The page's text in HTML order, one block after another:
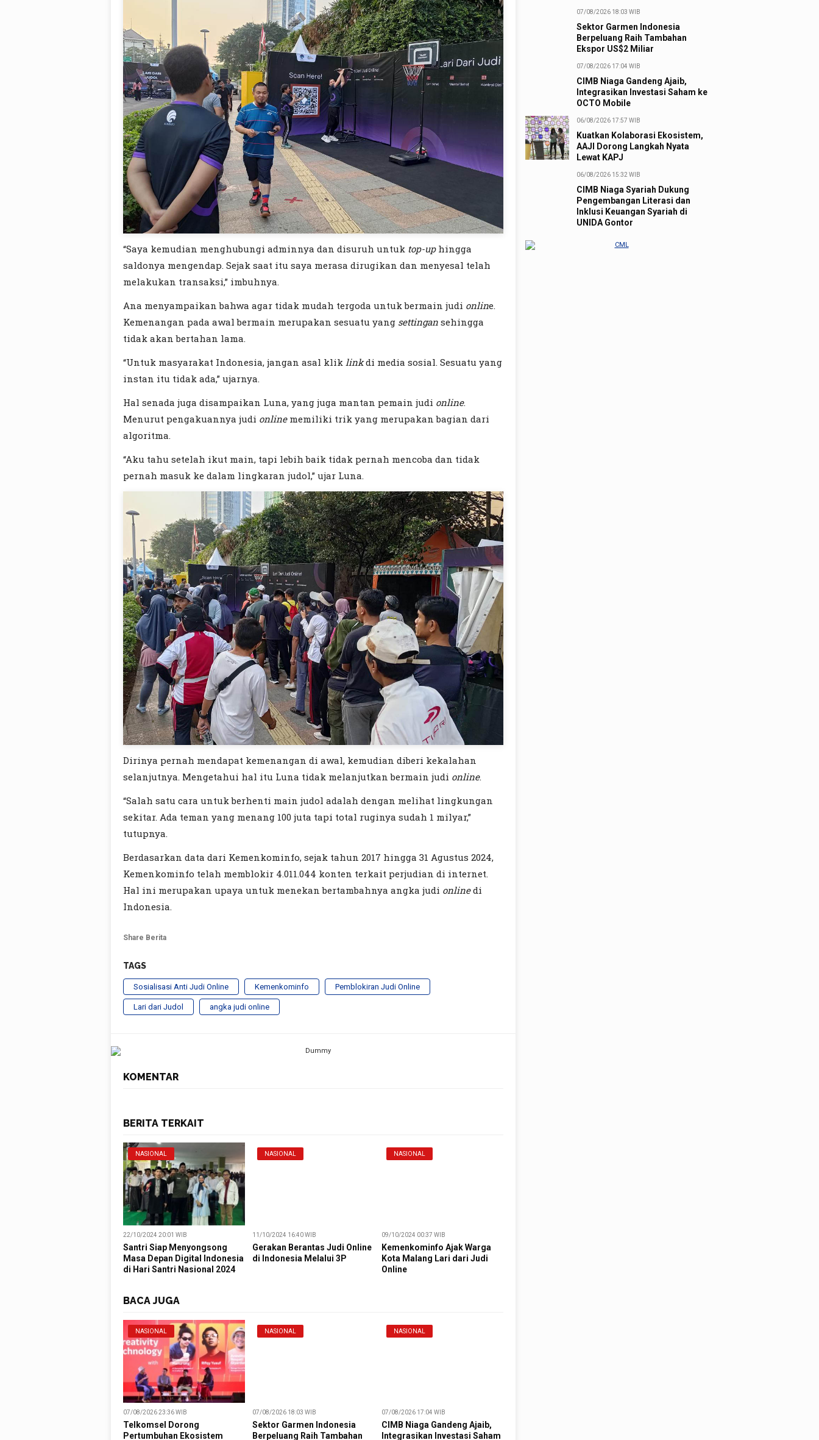
“Saya kemudian menghubungi adminnya dan disuruh untuk top-up hingga
saldonya mengendap. Sejak saat itu saya merasa dirugikan dan menyesal telah
melakukan transaksi,” imbuhnya.
Ana menyampaikan bahwa agar tidak mudah tergoda untuk bermain judi online.
Kemenangan pada awal bermain merupakan sesuatu yang settingan sehingga
tidak akan bertahan lama.
“Untuk masyarakat Indonesia, jangan asal klik linkdi media sosial. Sesuatu yang
instan itu tidak ada,” ujarnya.
Hal senada juga disampaikan Luna, yang juga mantan pemain judi online.
Menurut pengakuannya judi online memiliki trik yang merupakan bagian dari
algoritma.
“Aku tahu setelah ikut main, tapi lebih baik tidak pernah mencoba dan tidak
pernah masuk ke dalam lingkaran judol,” ujar Luna.
Dirinya pernah mendapat kemenangan di awal, kemudian diberi kekalahan
selanjutnya. Mengetahui hal itu Luna tidak melanjutkan bermain judi online.
“Salah satu cara untuk berhenti main judol adalah dengan melihat lingkungan
sekitar. Ada teman yang menang 100 juta tapi total ruginya sudah 1 milyar,”
tutupnya.
Berdasarkan data dari Kemenkominfo, sejak tahun 2017 hingga 31 Agustus 2024,
Kemenkominfo telah memblokir 4.011.044 konten terkait perjudian di internet.
Hal ini merupakan upaya untuk menekan bertambahnya angka judi onlinedi
Indonesia.
Share Berita
TAGS
Sosialisasi Anti Judi Online Kemenkominfo Pemblokiran Judi Online
Lari dari Judol angka judi online
KOMENTAR
BERITA TERKAIT
NASIONAL
22/10/2024 20:01 WIB
Santri Siap Menyongsong
Masa Depan Digital Indonesia
di Hari Santri Nasional 2024
NASIONAL
11/10/2024 16:40 WIB
Gerakan Berantas Judi Online
di Indonesia Melalui 3P
NASIONAL
09/10/2024 00:37 WIB
Kemenkominfo Ajak Warga
Kota Malang Lari dari Judi
Online
BACA JUGA
NASIONAL
07/08/2026 23:36 WIB
Telkomsel Dorong
Pertumbuhan Ekosistem
NASIONAL
07/08/2026 18:03 WIB
Sektor Garmen Indonesia
Berpeluang Raih Tambahan
NASIONAL
07/08/2026 17:04 WIB
CIMB Niaga Gandeng Ajaib,
Integrasikan Investasi Saham
07/08/2026 18:03 WIB
Sektor Garmen Indonesia
Berpeluang Raih Tambahan
Ekspor US$2 Miliar
07/08/2026 17:04 WIB
CIMB Niaga Gandeng Ajaib,
Integrasikan Investasi Saham ke
OCTO Mobile
06/08/2026 17:57 WIB
Kuatkan Kolaborasi Ekosistem,
AAJI Dorong Langkah Nyata
Lewat KAPJ
06/08/2026 15:32 WIB
CIMB Niaga Syariah Dukung
Pengembangan Literasi dan
Inklusi Keuangan Syariah di
UNIDA Gontor